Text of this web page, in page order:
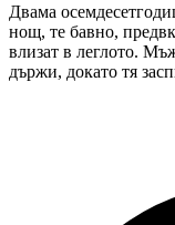
Двама
нощ, те бавно,
влизат в леглото.
държи, докато тя